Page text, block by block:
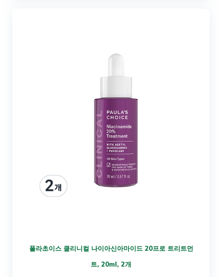
폴라초이스 클리니컬 나이아신아마이드 20프로 트리트먼
트, 20ml, 2개